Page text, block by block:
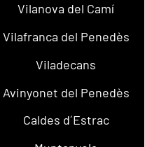
Vilanova del Camí
Vilafranca del Penedès
Viladecans
Avinyonet del Penedès
Caldes d´Estrac